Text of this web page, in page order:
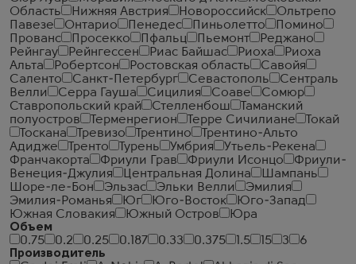
Область
Нижняя Австрия Новороссийск
Ольтрепо
Павезе
Онтарио Пенедес Пиньолетто
Помино
Прованс
Просекко Пфальц Пьемонт
Реджано
Рейнгау
Рейнгессен Риас Байшас Риоха
Риоха
Альта
Робертсон Ростовская область
Савойя
Саленто
Санкт-Петербург Севастополь
Сентраль
Велли
Серра Гауша Сицилия Соаве
Сомюр
Ставропольский край
Стелленбош
Таманский
полуостров
Терменрегион Терре Сичилиане
Токай
Тоскана
Тревизо Трентино
Трентино-Альто
Адидже
Тренто Турень Умбрия
Утьель-Рекена
Франчакорта
Фриули Грав Фриули Исонцо
Фриули-
Венеция-Джулия
Центральная Долина
Шампань
Шоре-ле-Бон
Эльзас Эльки Велли
Эмилия
Эмилия-Романья
Юг Юго-Восток
Юго-Запад
Южная Словакия
Южный Остров
Юра
Объем
0.75
0.2 0.25 0.187 0.33 0.375 1.5 15 3
6
Производитель